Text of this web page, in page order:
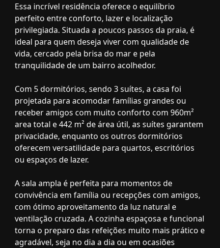
Essa incrível residência oferece o equilíbrio
perfeito entre conforto, lazer e localização
privilegiada. Situada a poucos passos da praia, é
ideal para quem deseja viver com qualidade de
vida, cercado pela brisa do mar e pela
tranquilidade de um bairro acolhedor.
Com 5 dormitórios, sendo 3 suítes, a casa foi
projetada para acomodar famílias grandes ou
receber amigos com muito conforto com 960m²
area total e 442 m² de área útil, as suítes garantem
privacidade, enquanto os outros dormitórios
oferecem versatilidade para quartos, escritórios
ou espaços de lazer.
A sala ampla é perfeita para momentos de
convivência em família ou recepções com amigos,
com ótimo aproveitamento da luz natural e
ventilação cruzada. A cozinha espaçosa e funcional
torna o preparo das refeições muito mais prático e
agradável, seja no dia a dia ou em ocasiões